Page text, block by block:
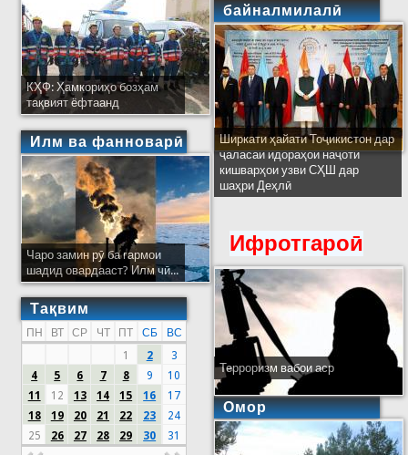
КҲФ: Ҳамкориҳо бозҳам
тақвият ёфтаанд
Илм ва фанноварӣ
Чаро замин рӯ ба гармои
шадид овардааст? Илм чӣ...
Тақвим
ПН ВТ СР ЧТ ПТ СБ
ВС
1
2
3
4
5 6 7 8 9
10
11
12 13 14 15 16
17
18
19 20 21 22 23
24
25
26 27 28 29 30 31
байналмилалӣ
Ширкати ҳайати Тоҷикистон дар
ҷаласаи идораҳои наҷоти
кишварҳои узви СҲШ дар
шаҳри Деҳлӣ
Ифротгароӣ
Терроризм вабои аср
Омор